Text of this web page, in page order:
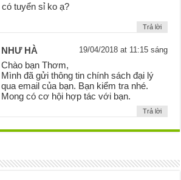
có tuyển sỉ ko ạ?
Trả lời
NHƯ HÀ 19/04/2018 at 11:15 sáng
Chào bạn Thơm,
Mình đã gửi thông tin chính sách đại lý
qua email của bạn. Bạn kiểm tra nhé.
Mong có cơ hội hợp tác với bạn.
Trả lời